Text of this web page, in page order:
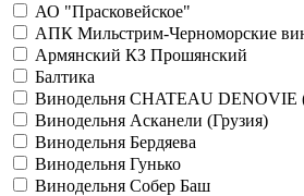
АО "Прасковейское"
АПК Мильстрим-Черноморские
Армянский КЗ Прошянский
Балтика
Винодельня CHATEAU DENOVIE
Винодельня Асканели (Грузия)
Винодельня Бердяева
Винодельня Гунько
Винодельня Собер Баш